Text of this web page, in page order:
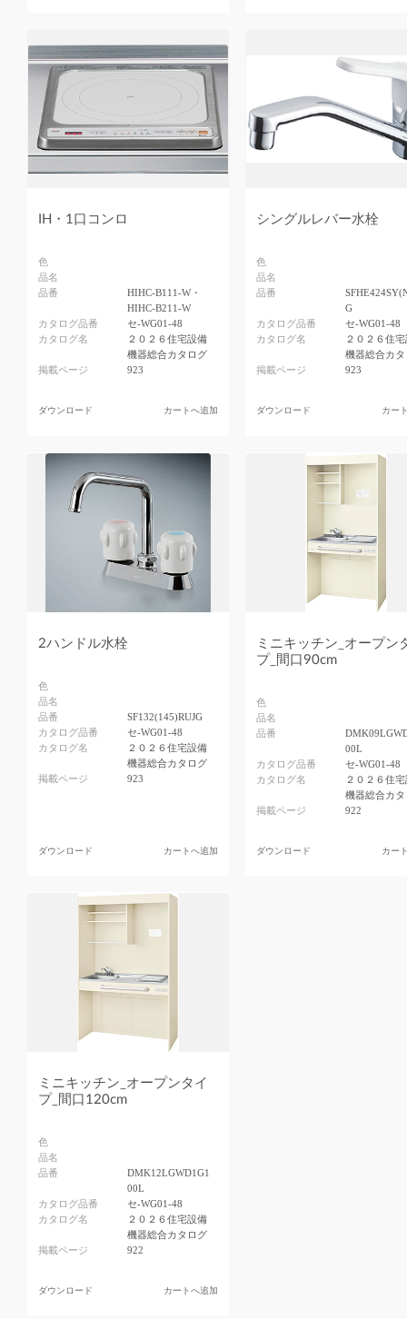
IH・1口コンロ
色
品名
品番
HIHC-B111-W・
HIHC-B211-W
カタログ品番
セ-WG01-48
カタログ名
２０２６住宅設備
機器総合カタログ
掲載ページ
923
ダウンロード カートへ追加
シングルレバー水栓
色
品名
品番
G
カタログ品番
セ-WG01-48
カタログ名
２０２６住
機器総合カ
掲載ページ
923
ダウンロード カー
2ハンドル水栓
色
品名
品番
SF132(145)RUJG
カタログ品番
セ-WG01-48
カタログ名
２０２６住宅設備
機器総合カタログ
掲載ページ
923
ダウンロード カートへ追加
ミニキッチン_オープン
プ_間口90cm
色
品名
品番
00L
カタログ品番
セ-WG01-48
カタログ名
２０２６住
機器総合カ
掲載ページ
922
ダウンロード カー
ミニキッチン_オープンタイ
プ_間口120cm
色
品名
品番
DMK12LGWD1G1
00L
カタログ品番
セ-WG01-48
カタログ名
２０２６住宅設備
機器総合カタログ
掲載ページ
922
ダウンロード カートへ追加